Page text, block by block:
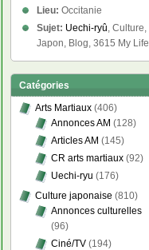
Lieu: Occitanie
Sujet: Uechi-ryû, Culture,
Japon, Blog, 3615 My Life
Catégories
Arts Martiaux (406)
Annonces AM (128)
Articles AM (145)
CR arts martiaux (92)
Uechi-ryu (176)
Culture japonaise (810)
Annonces culturelles
(96)
Ciné/TV (194)